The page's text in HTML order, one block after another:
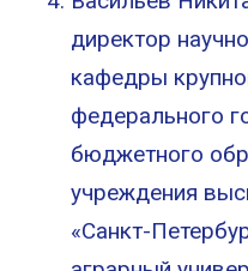
директор
кафедры
федерального
бюджетного
учреждения
«Санкт-